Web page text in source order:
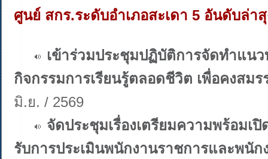
ศูนย์ สกร.ระดับอำเภอสะเดา 5 อันดับล่า
เข้าร่วมประชุมปฏิบัติการจัดทำแน
กิจกรรมการเรียนรู้ตลอดชีวิต เพื่อคงสม
มิ.ย. / 2569
จัดประชุมเรื่องเตรียมความพร้อมเ
รับการประเมินพนักงานราชการและพนั